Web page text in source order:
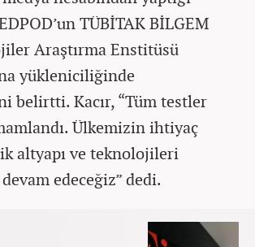
TÜBİTAK BİLGEM
Araştırma Enstitüsü
yükleniciliğinde
belirtti. Kacır, “Tüm testler
Ülkemizin ihtiyaç
altyapı ve teknolojileri
edeceğiz” dedi.